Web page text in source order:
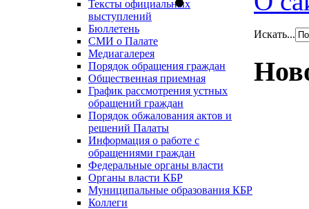
Тексты официальных
выступлений
Бюллетень
СМИ о Палате
Медиагалерея
Порядок обращения граждан
Общественная приемная
График рассмотрения устных
обращений граждан
Порядок обжалования актов и
решений Палаты
Информация о работе с
обращениями граждан
Федеральные органы власти
Органы власти КБР
Муниципальные образования КБР
Коллеги
Искать...